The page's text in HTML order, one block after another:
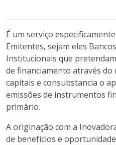
É um serviço
Emitentes, sejam eles
Institucionais que
de financiamento através do
capitais e consubstancia o
emissões de instrumentos
primário.
A originação com a
de benefícios e